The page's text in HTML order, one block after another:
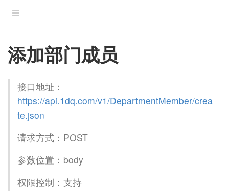
添加部门成员
接口地址：
https://api.1dq.com/v1/DepartmentMember/crea
te.json
请求方式：POST
参数位置：body
权限控制：支持